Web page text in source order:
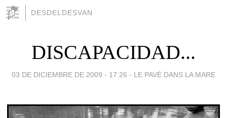
DESDELDESVAN
DISCAPACIDAD...
03 DE DICIEMBRE DE 2009 - 17:26 - LE PAVÉ DANS LA MARE